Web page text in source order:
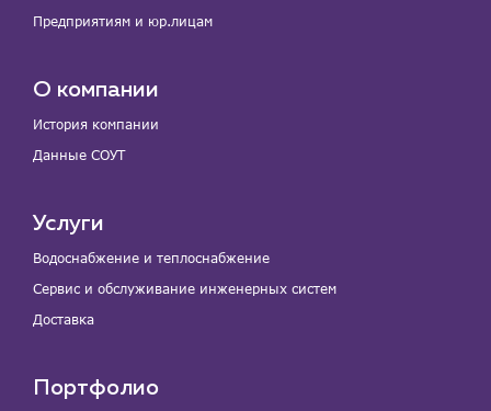
Предприятиям и юр.лицам
О компании
История компании
Данные СОУТ
Услуги
Водоснабжение и теплоснабжение
Сервис и обслуживание инженерных систем
Доставка
Портфолио